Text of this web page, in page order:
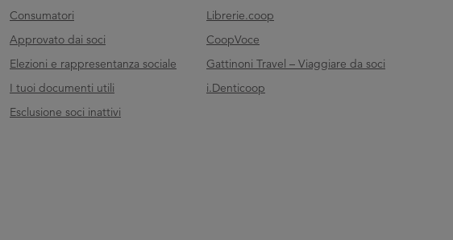
Consumatori
Approvato dai soci
Elezioni e rappresentanza sociale
I tuoi documenti utili
Esclusione soci inattivi
Librerie.coop
CoopVoce
Gattinoni Travel – Viaggiare da soci
i.Denticoop